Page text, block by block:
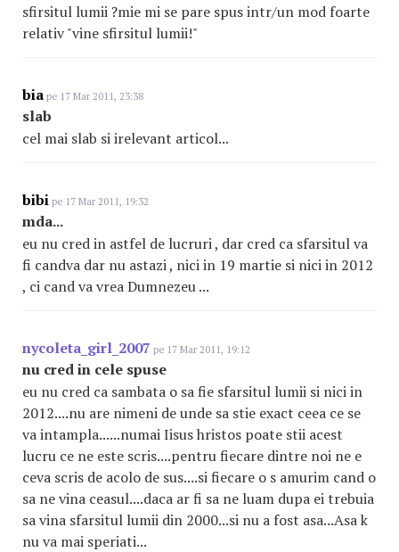
sfirsitul lumii ?mie mi se pare spus intr/un mod foarte
relativ "vine sfirsitul lumii!"
bia pe 17 Mar 2011, 23:38
slab
cel mai slab si irelevant articol...
bibi pe 17 Mar 2011, 19:32
mda...
eu nu cred in astfel de lucruri , dar cred ca sfarsitul va
fi candva dar nu astazi , nici in 19 martie si nici in 2012
, ci cand va vrea Dumnezeu ...
nycoleta_girl_2007 pe 17 Mar 2011, 19:12
nu cred in cele spuse
eu nu cred ca sambata o sa fie sfarsitul lumii si nici in
2012....nu are nimeni de unde sa stie exact ceea ce se
va intampla......numai Iisus hristos poate stii acest
lucru ce ne este scris....pentru fiecare dintre noi ne e
ceva scris de acolo de sus....si fiecare o s amurim cand o
sa ne vina ceasul....daca ar fi sa ne luam dupa ei trebuia
sa vina sfarsitul lumii din 2000...si nu a fost asa...Asa k
nu va mai speriati...